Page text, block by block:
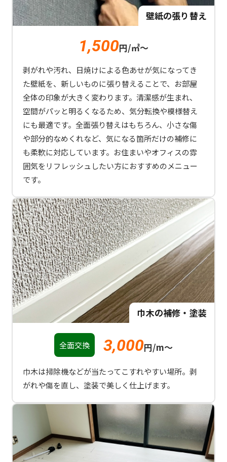
壁紙の張り替え
1,500円/㎡～
剥がれや汚れ、日焼けによる色あせが気になってき
た壁紙を、新しいものに張り替えることで、お部屋
全体の印象が大きく変わります。清潔感が生まれ、
空間がパッと明るくなるため、気分転換や模様替え
にも最適です。全面張り替えはもちろん、小さな傷
や部分的なめくれなど、気になる箇所だけの補修に
も柔軟に対応しています。お住まいやオフィスの雰
囲気をリフレッシュしたい方におすすめのメニュー
です。
巾木の補修・塗装
全面交換 3,000円/m〜
巾木は掃除機などが当たってこすれやすい場所。剥
がれや傷を直し、塗装で美しく仕上げます。